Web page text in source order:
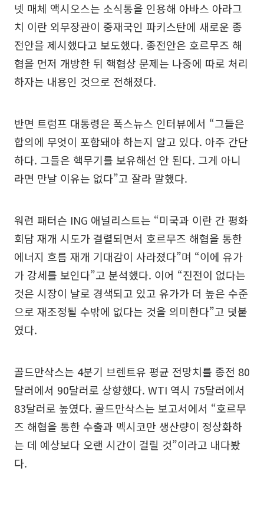
넷 매체 액시오스는 소식통을 인용해 아바스 아라그
치 이란 외무장관이 중재국인 파키스탄에 새로운 종
전안을 제시했다고 보도했다. 종전안은 호르무즈 해
협을 먼저 개방한 뒤 핵협상 문제는 나중에 따로 처리
하자는 내용인 것으로 전해졌다.
반면 트럼프 대통령은 폭스뉴스 인터뷰에서 “그들은
합의에 무엇이 포함돼야 하는지 알고 있다. 아주 간단
하다. 그들은 핵무기를 보유해선 안 된다. 그게 아니
라면 만날 이유는 없다”고 잘라 말했다.
워런 패터슨 ING 애널리스트는 “미국과 이란 간 평화
회담 재개 시도가 결렬되면서 호르무즈 해협을 통한
에너지 흐름 재개 기대감이 사라졌다”며 “이에 유가
가 강세를 보인다”고 분석했다. 이어 “진전이 없다는
것은 시장이 날로 경색되고 있고 유가가 더 높은 수준
으로 재조정될 수밖에 없다는 것을 의미한다”고 덧붙
였다.
골드만삭스는 4분기 브렌트유 평균 전망치를 종전 80
달러에서 90달러로 상향했다. WTI 역시 75달러에서
83달러로 높였다. 골드만삭스는 보고서에서 “호르무
즈 해협을 통한 수출과 멕시코만 생산량이 정상화하
는 데 예상보다 오랜 시간이 걸릴 것”이라고 내다봤
다.